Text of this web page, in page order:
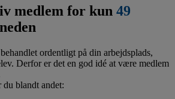
medlem for kun 49
ordentligt på din arbejdsplads,
Derfor er det en god idé at være medlem
du blandt andet: